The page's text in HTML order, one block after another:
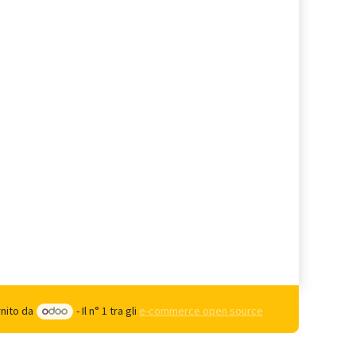
da - Il n° 1 tra gli e-commerce open source